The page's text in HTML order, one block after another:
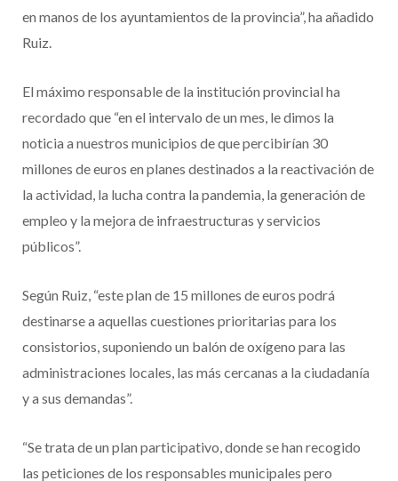
en manos de los ayuntamientos de la provincia”, ha añadido
Ruiz.
El máximo responsable de la institución provincial ha
recordado que “en el intervalo de un mes, le dimos la
noticia a nuestros municipios de que percibirían 30
millones de euros en planes destinados a la reactivación de
la actividad, la lucha contra la pandemia, la generación de
empleo y la mejora de infraestructuras y servicios
públicos”.
Según Ruiz, “este plan de 15 millones de euros podrá
destinarse a aquellas cuestiones prioritarias para los
consistorios, suponiendo un balón de oxígeno para las
administraciones locales, las más cercanas a la ciudadanía
y a sus demandas”.
“Se trata de un plan participativo, donde se han recogido
las peticiones de los responsables municipales pero